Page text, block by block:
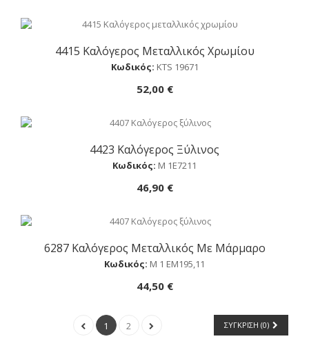
Αγορά
4415 Καλόγερος Μεταλλικός Χρωμίου
Κωδικός: ΚTS 19671
52,00 €
Αγορά
4423 Καλόγερος Ξύλινος
Κωδικός: M 1E7211
46,90 €
Αγορά
6287 Καλόγερος Μεταλλικός Με Μάρμαρο
Κωδικός: M 1 ΕΜ195,11
44,50 €
ΣΎΓΚΡΙΣΗ (0)
1
2